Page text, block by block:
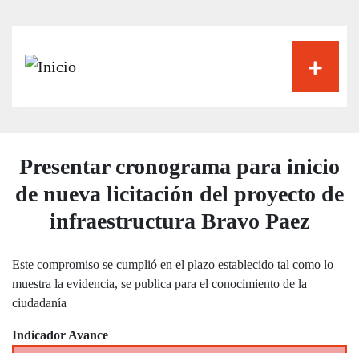
Presentar cronograma para inicio
de nueva licitación del proyecto de
infraestructura Bravo Paez
Este compromiso se cumplió en el plazo establecido tal como lo
muestra la evidencia, se publica para el conocimiento de la
ciudadanía
Indicador Avance